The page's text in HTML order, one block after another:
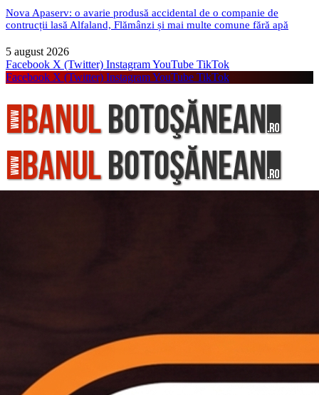
Nova Apaserv: o avarie produsă accidental de o companie de
contrucții lasă Alfaland, Flămânzi și mai multe comune fără apă
5 august 2026
Facebook X (Twitter) InstagramYouTube TikTok
Facebook X (Twitter) InstagramYouTube TikTok